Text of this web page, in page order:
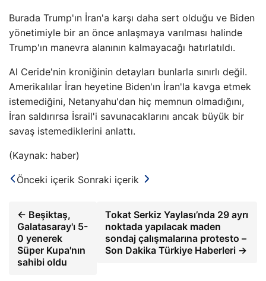
Burada Trump'ın İran'a karşı daha sert olduğu ve Biden
yönetimiyle bir an önce anlaşmaya varılması halinde
Trump'ın manevra alanının kalmayacağı hatırlatıldı.
Al Ceride'nin kroniğinin detayları bunlarla sınırlı değil.
Amerikalılar İran heyetine Biden'ın İran'la kavga etmek
istemediğini, Netanyahu'dan hiç memnun olmadığını,
İran saldırırsa İsrail'i savunacaklarını ancak büyük bir
savaş istemediklerini anlattı.
(Kaynak: haber)
Önceki içerik Sonraki içerik
← Beşiktaş,
Galatasaray'ı 5-
0 yenerek
Süper Kupa'nın
sahibi oldu
Tokat Serkiz Yaylası’nda 29 ayrı
noktada yapılacak maden
sondaj çalışmalarına protesto –
Son Dakika Türkiye Haberleri →